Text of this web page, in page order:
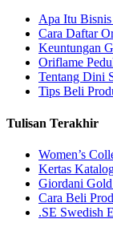
Apa Itu
Cara Daftar
Keuntungan
Oriflame
Tentang Dini
Tips Beli
Tulisan Terakhir
Women’s
Kertas
Giordani Gold
Cara Beli
.SE Swedish